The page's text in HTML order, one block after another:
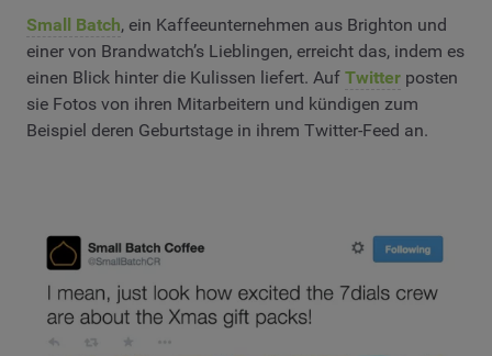
Small Batch, ein Kaffeeunternehmen aus Brighton und
einer von Brandwatch’s Lieblingen, erreicht das, indem es
einen Blick hinter die Kulissen liefert. Auf Twitter posten
sie Fotos von ihren Mitarbeitern und kündigen zum
Beispiel deren Geburtstage in ihrem Twitter-Feed an.